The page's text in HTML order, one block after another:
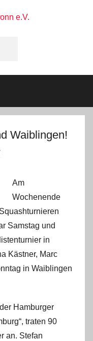
Waiblingen!
d
Am
Wochenende
Samstag und
in
Kästner, Marc
in Waiblingen
Hamburger
traten 90
an. Stefan